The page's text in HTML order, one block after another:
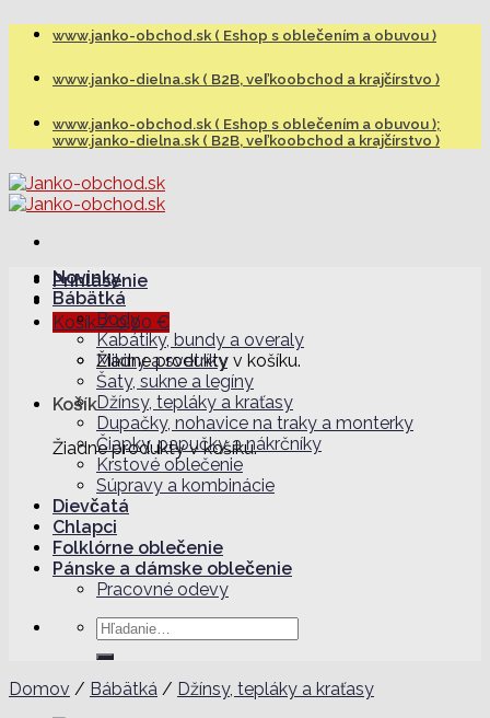
Skip
content
www.janko-obchod.sk ( Eshop s oblečením a obuvou )
www.janko-dielna.sk ( B2B, veľkoobchod a krajčírstvo )
www.janko-obchod.sk ( Eshop s oblečením a obuvou );
www.janko-dielna.sk ( B2B, veľkoobchod a krajčírstvo )
Prihlásenie
Košík /0,00 €
Žiadne produkty v košíku.
Košík
Žiadne produkty v košíku.
Novinky
Bábätká
Body
Kabátiky, bundy a overaly
Mikiny a svetríky
Šaty, sukne a legíny
Džínsy, tepláky a kraťasy
Dupačky, nohavice na traky a monterky
Čiapky, papučky a nákrčníky
Krstové oblečenie
Súpravy a kombinácie
Dievčatá
Chlapci
Folklórne oblečenie
Pánske a dámske oblečenie
Pracovné odevy
Hľadať:
Domov / Bábätká / Džínsy, tepláky a kraťasy